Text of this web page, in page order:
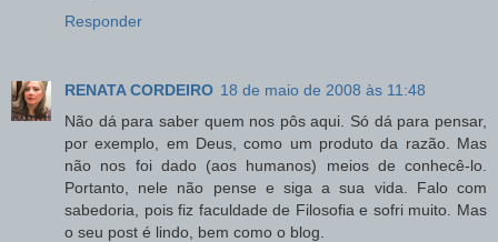
Responder
RENATA CORDEIRO 18 de maio de 2008 às 11:48
Não dá para saber quem nos pôs aqui. Só dá para pensar,
por exemplo, em Deus, como um produto da razão. Mas
não nos foi dado (aos humanos) meios de conhecê-lo.
Portanto, nele não pense e siga a sua vida. Falo com
sabedoria, pois fiz faculdade de Filosofia e sofri muito. Mas
o seu post é lindo, bem como o blog.